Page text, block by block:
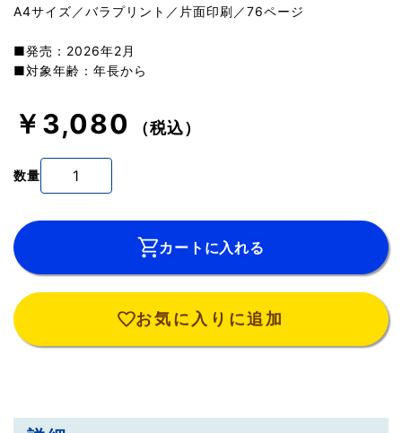
A4サイズ／バラプリント／片面印刷／76ページ
■発売：2026年2月
■対象年齢：年長から
￥3,080 （税込）
数量
カートに入れる
お気に入りに追加